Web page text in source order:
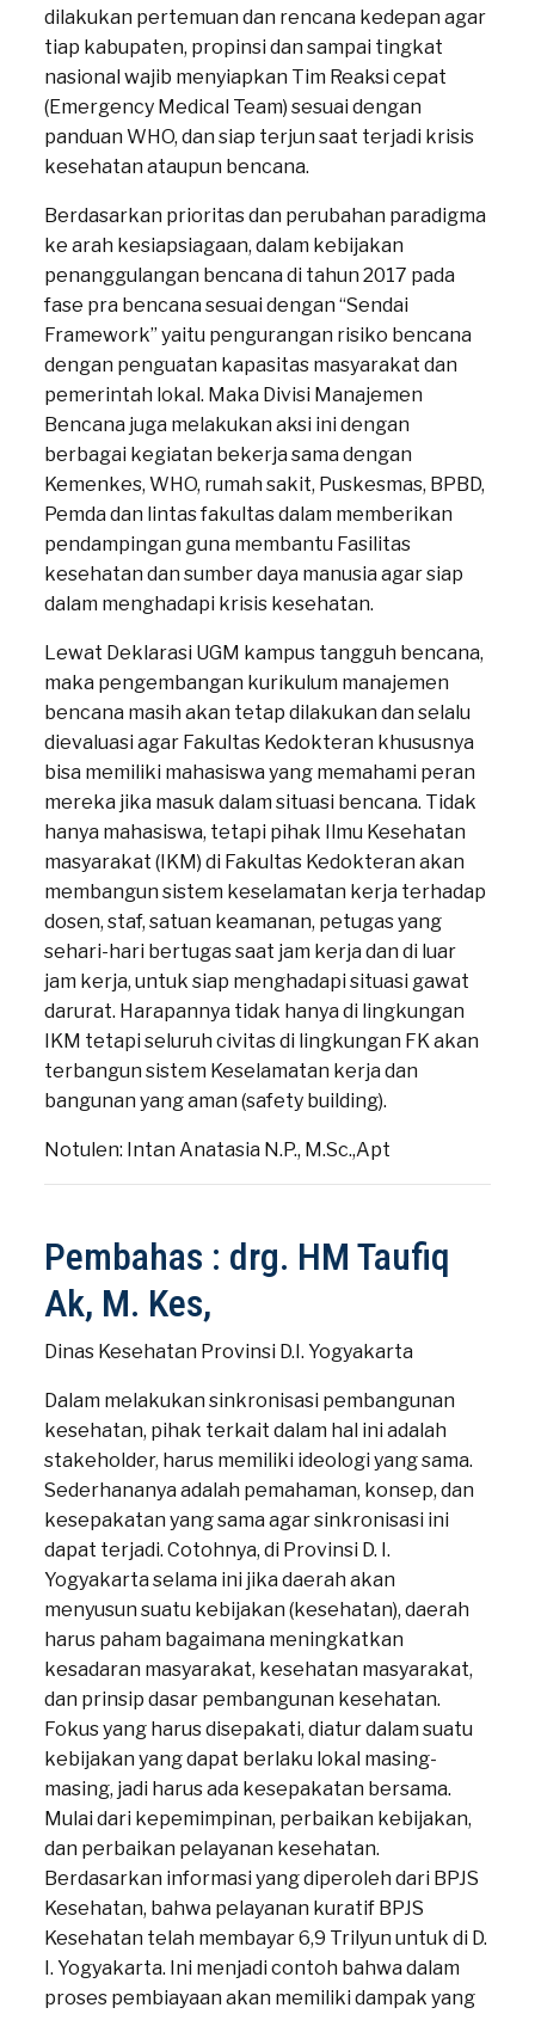
dilakukan pertemuan dan rencana kedepan agar
tiap kabupaten, propinsi dan sampai tingkat
nasional wajib menyiapkan Tim Reaksi cepat
(Emergency Medical Team) sesuai dengan
panduan WHO, dan siap terjun saat terjadi krisis
kesehatan ataupun bencana.
Berdasarkan prioritas dan perubahan paradigma
ke arah kesiapsiagaan, dalam kebijakan
penanggulangan bencana di tahun 2017 pada
fase pra bencana sesuai dengan “Sendai
Framework” yaitu pengurangan risiko bencana
dengan penguatan kapasitas masyarakat dan
pemerintah lokal. Maka Divisi Manajemen
Bencana juga melakukan aksi ini dengan
berbagai kegiatan bekerja sama dengan
Kemenkes, WHO, rumah sakit, Puskesmas, BPBD,
Pemda dan lintas fakultas dalam memberikan
pendampingan guna membantu Fasilitas
kesehatan dan sumber daya manusia agar siap
dalam menghadapi krisis kesehatan.
Lewat Deklarasi UGM kampus tangguh bencana,
maka pengembangan kurikulum manajemen
bencana masih akan tetap dilakukan dan selalu
dievaluasi agar Fakultas Kedokteran khususnya
bisa memiliki mahasiswa yang memahami peran
mereka jika masuk dalam situasi bencana. Tidak
hanya mahasiswa, tetapi pihak Ilmu Kesehatan
masyarakat (IKM) di Fakultas Kedokteran akan
membangun sistem keselamatan kerja terhadap
dosen, staf, satuan keamanan, petugas yang
sehari-hari bertugas saat jam kerja dan di luar
jam kerja, untuk siap menghadapi situasi gawat
darurat. Harapannya tidak hanya di lingkungan
IKM tetapi seluruh civitas di lingkungan FK akan
terbangun sistem Keselamatan kerja dan
bangunan yang aman (safety building).
Notulen: Intan Anatasia N.P., M.Sc.,Apt
Pembahas : drg. HM Taufiq
Ak, M. Kes,
Dinas Kesehatan Provinsi D.I. Yogyakarta
Dalam melakukan sinkronisasi pembangunan
kesehatan, pihak terkait dalam hal ini adalah
stakeholder, harus memiliki ideologi yang sama.
Sederhananya adalah pemahaman, konsep, dan
kesepakatan yang sama agar sinkronisasi ini
dapat terjadi. Cotohnya, di Provinsi D. I.
Yogyakarta selama ini jika daerah akan
menyusun suatu kebijakan (kesehatan), daerah
harus paham bagaimana meningkatkan
kesadaran masyarakat, kesehatan masyarakat,
dan prinsip dasar pembangunan kesehatan.
Fokus yang harus disepakati, diatur dalam suatu
kebijakan yang dapat berlaku lokal masing-
masing, jadi harus ada kesepakatan bersama.
Mulai dari kepemimpinan, perbaikan kebijakan,
dan perbaikan pelayanan kesehatan.
Berdasarkan informasi yang diperoleh dari BPJS
Kesehatan, bahwa pelayanan kuratif BPJS
Kesehatan telah membayar 6,9 Trilyun untuk di D.
I. Yogyakarta. Ini menjadi contoh bahwa dalam
proses pembiayaan akan memiliki dampak yang